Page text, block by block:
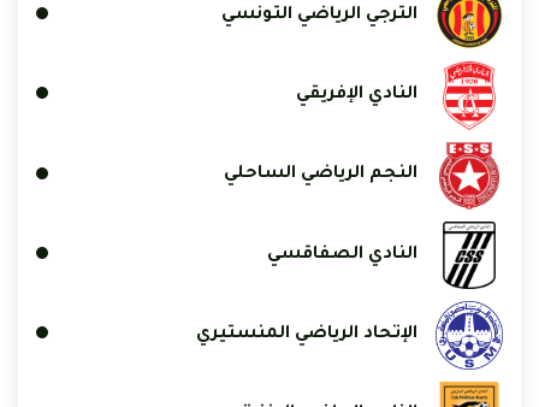
الترجي الرياضي التونسي
النادي الإفريقي
النجم الرياضي الساحلي
النادي الصفاقسي
الإتحاد الرياضي المنستيري